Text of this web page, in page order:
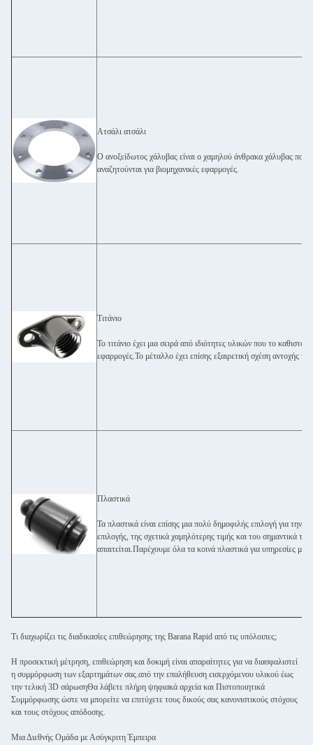
Ατσάλι ατσάλι
Ο ανοξείδωτος χάλυβας είναι ο χαμηλού άνθρακα χάλυβας που
αναζητούνται για βιομηχανικές εφαρμογές.
Τιτάνιο
Το τιτάνιο έχει μια σειρά από ιδιότητες υλικών που το
εφαρμογές.Το μέταλλο έχει επίσης εξαιρετική σχέση αντοχής
Πλαστικά
Τα πλαστικά είναι επίσης μια πολύ δημοφιλής επιλογή για την
επιλογής, της σχετικά χαμηλότερης τιμής και του σημαντικά
απαιτείται.Παρέχουμε όλα τα κοινά πλαστικά για υπηρεσίες
Τι διαχωρίζει τις διαδικασίες επιθεώρησης της Barana Rapid από τις υπόλοιπες;
Η προσεκτική μέτρηση, επιθεώρηση και δοκιμή είναι απαραίτητες για να διασφαλιστεί
η συμμόρφωση των εξαρτημάτων σας.από την επαλήθευση εισερχόμενου υλικού έως
την τελική 3D σάρωσηΘα λάβετε πλήρη ψηφιακά αρχεία και Πιστοποιητικά
Συμμόρφωσης ώστε να μπορείτε να επιτύχετε τους δικούς σας κανονιστικούς στόχους
και τους στόχους απόδοσης.
Μια Διεθνής Ομάδα με Ασύγκριτη Έμπειρα